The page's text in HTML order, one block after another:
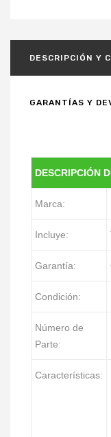
DESCRIPCIÓN Y
GARANTÍAS Y
DESCRIPCIÓN
Marca:
Incluye:
Garantía:
Condición:
Número de
Parte:
Características: